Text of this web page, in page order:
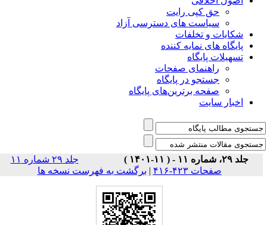
حق کپی رایت
سیاست های دسترسی آزاد
شکایات و تخلفات
پایگاه های نمایه کننده
تسهیلات پایگاه
راهنمای صفحات
جستجو در پایگاه
صفحه برترین‌های پایگاه
اخبار سایت
جلد ۲۹، شماره ۱۱ - ( ۱۱-۱۴۰۱ )
جلد ۲۹ شماره ۱۱
صفحات ۴۲۳-۴۱۶
|برگشت به فهرست نسخه ها